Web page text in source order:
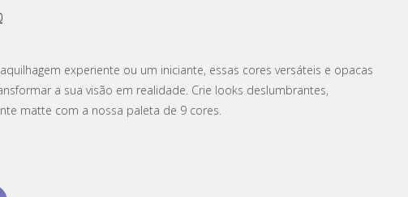
experiente ou um iniciante, essas cores versáteis e opacas
a sua visão em realidade. Crie looks deslumbrantes,
matte com a nossa paleta de 9 cores.